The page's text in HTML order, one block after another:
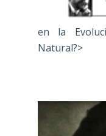
en la
Natural?>